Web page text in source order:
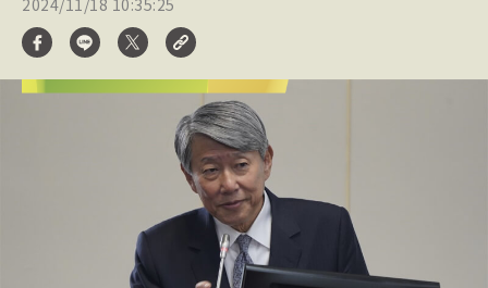
2024/11/18 10:35:25